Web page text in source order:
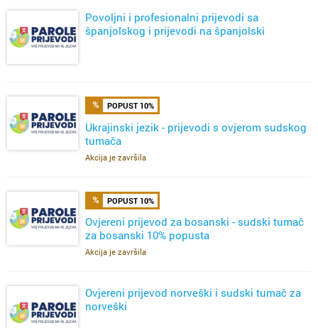
Povoljni i profesionalni prijevodi sa
španjolskog i prijevodi na španjolski
POPUST 10%
Ukrajinski jezik - prijevodi s ovjerom sudskog
tumača
Akcija je završila
POPUST 10%
Ovjereni prijevod za bosanski - sudski tumač
za bosanski 10% popusta
Akcija je završila
Ovjereni prijevod norveški i sudski tumač za
norveški